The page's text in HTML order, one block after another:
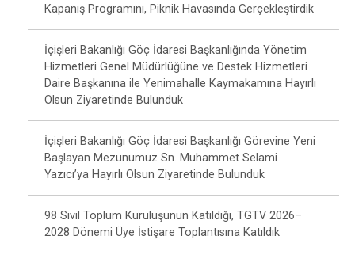
Kapanış Programını, Piknik Havasında Gerçekleştirdik
İçişleri Bakanlığı Göç İdaresi Başkanlığında Yönetim
Hizmetleri Genel Müdürlüğüne ve Destek Hizmetleri
Daire Başkanına ile Yenimahalle Kaymakamına Hayırlı
Olsun Ziyaretinde Bulunduk
İçişleri Bakanlığı Göç İdaresi Başkanlığı Görevine Yeni
Başlayan Mezunumuz Sn. Muhammet Selami
Yazıcı’ya Hayırlı Olsun Ziyaretinde Bulunduk
98 Sivil Toplum Kuruluşunun Katıldığı, TGTV 2026–
2028 Dönemi Üye İstişare Toplantısına Katıldık